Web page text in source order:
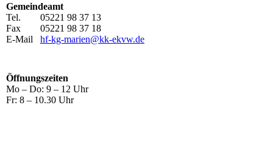
Gemeindeamt
Tel. 05221 98 37 13
Fax 05221 98 37 18
E-Mail hf-kg-marien@kk-ekvw.de
Öffnungszeiten
Mo – Do: 9 – 12 Uhr
Fr: 8 – 10.30 Uhr